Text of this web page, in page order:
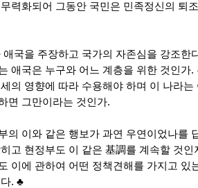
력화되어 그동안 국민은 민족정신의 퇴
애국을 주장하고 국가의 자존심을 강조한
애국은 누구와 어느 계층을 위한 것인가
의 영향에 따라 수용해야 하며 이 나라
면 그만이라는 것인가.
의 이와 같은 행보가 과연 우연이었나를
고 현정부도 이 같은 基調를 계속할 것
이에 관하여 어떤 정책견해를 가지고 있
. ♣